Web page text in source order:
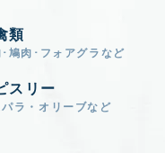
類
鳩肉･フォアグラなど
スリー
パラ・オリーブなど